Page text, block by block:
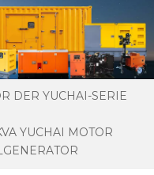
DER YUCHAI-SERIE
YUCHAI MOTOR